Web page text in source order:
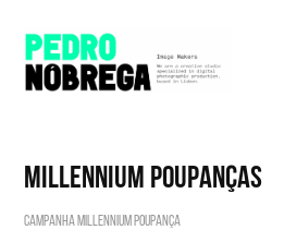
Millennium Poupanças
Campanha Millennium Poupança